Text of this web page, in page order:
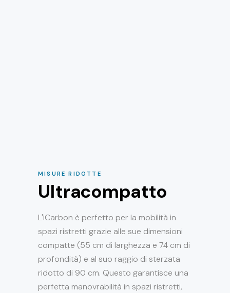
MISURE RIDOTTE
Ultracompatto
L'iCarbon è perfetto per la mobilità in
spazi ristretti grazie alle sue dimensioni
compatte (55 cm di larghezza e 74 cm di
profondità) e al suo raggio di sterzata
ridotto di 90 cm. Questo garantisce una
perfetta manovrabilità in spazi ristretti,